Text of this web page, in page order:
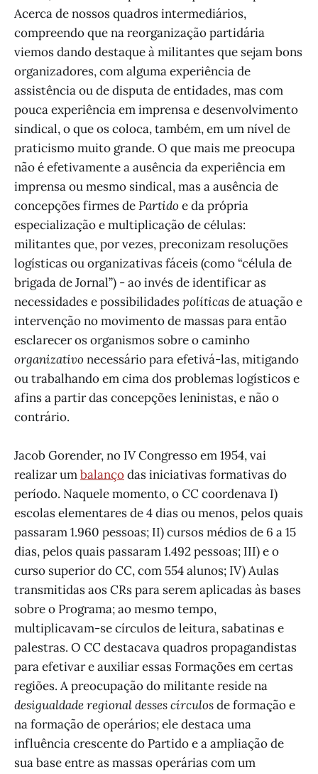
Acerca de nossos quadros intermediários,
compreendo que na reorganização partidária
viemos dando destaque à militantes que sejam bons
organizadores, com alguma experiência de
assistência ou de disputa de entidades, mas com
pouca experiência em imprensa e desenvolvimento
sindical, o que os coloca, também, em um nível de
praticismo muito grande. O que mais me preocupa
não é efetivamente a ausência da experiência em
imprensa ou mesmo sindical, mas a ausência de
concepções firmes dePartido e da própria
especialização e multiplicação de células:
militantes que, por vezes, preconizam resoluções
logísticas ou organizativas fáceis (como “célula de
brigada de Jornal”) - ao invés de identificar as
necessidades e possibilidadespolíticasde atuação e
intervenção no movimento de massas para então
esclarecer os organismos sobre o caminho
organizativo necessário para efetivá-las, mitigando
ou trabalhando em cima dos problemas logísticos e
afins a partir das concepções leninistas, e não o
contrário.
Jacob Gorender, no IV Congresso em 1954, vai
realizar umbalançodas iniciativas formativas do
período. Naquele momento, o CC coordenava I)
escolas elementares de 4 dias ou menos, pelos quais
passaram 1.960 pessoas; II) cursos médios de 6 a 15
dias, pelos quais passaram 1.492 pessoas; III) e o
curso superior do CC, com 554 alunos; IV) Aulas
transmitidas aos CRs para serem aplicadas às bases
sobre o Programa; ao mesmo tempo,
multiplicavam-se círculos de leitura, sabatinas e
palestras. O CC destacava quadros propagandistas
para efetivar e auxiliar essas Formações em certas
regiões. A preocupação do militante reside na
desigualdade regional desses círculosde formação e
na formação de operários; ele destaca uma
influência crescente do Partido e a ampliação de
sua base entre as massas operárias com um